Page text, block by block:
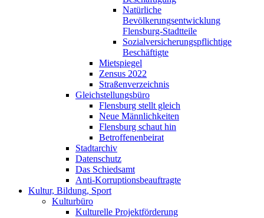
Natürliche
Bevölkerungsentwicklung
Flensburg-Stadtteile
Sozialversicherungspflichtige
Beschäftigte
Mietspiegel
Zensus 2022
Straßenverzeichnis
Gleichstellungsbüro
Flensburg stellt gleich
Neue Männlichkeiten
Flensburg schaut hin
Betroffenenbeirat
Stadtarchiv
Datenschutz
Das Schiedsamt
Anti-Korruptionsbeauftragte
Kultur, Bildung, Sport
Kulturbüro
Kulturelle Projektförderung